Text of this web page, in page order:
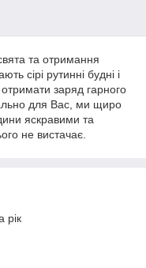
та отримання
сірі рутинні будні і
заряд гарного
для Вас, ми щиро
яскравими та
не вистачає.
рік